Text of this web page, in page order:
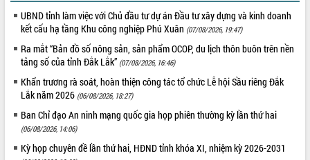
LIÊN KẾT WEB
THỐNG KÊ TRUY CẬP
Hôm nay: 9506
Tất cả:
66054829
UBND tỉnh làm việc với Chủ đầu tư dự án Đầu tư xây dựng và kinh doanh
kết cấu hạ tầng Khu công nghiệp Phú Xuân (07/08/2026, 19:47)
Ra mắt “Bản đồ số nông sản, sản phẩm OCOP, du lịch thôn buôn trên nền
tảng số của tỉnh Đắk Lắk” (07/08/2026, 16:46)
Khẩn trương rà soát, hoàn thiện công tác tổ chức Lễ hội Sầu riêng Đắk
Lắk năm 2026 (06/08/2026, 18:27)
Ban Chỉ đạo An ninh mạng quốc gia họp phiên thường kỳ lần thứ hai
(06/08/2026, 14:06)
Kỳ họp chuyên đề lần thứ hai, HĐND tỉnh khóa XI, nhiệm kỳ 2026-2031